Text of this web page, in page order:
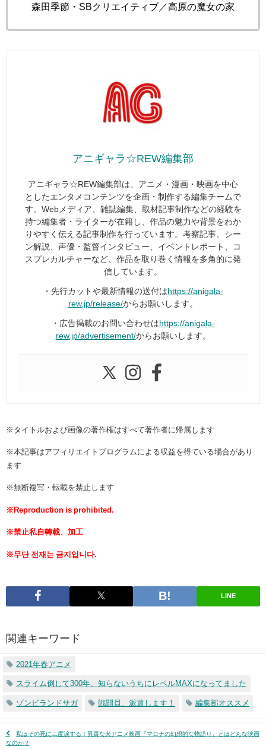
©森田季節・SBクリエイティブ／高原の魔女の家
アニギャラ☆REW編集部
アニギャラ☆REW編集部は、アニメ・漫画・映画を中心
としたエンタメコンテンツを企画・制作する編集チームで
す。Webメディア、雑誌編集、取材記事制作などの経験を
持つ編集者・ライターが在籍し、作品の魅力や背景をわか
りやすく伝える記事制作を行っています。考察記事、シー
ン解説、声優・監督インタビュー、イベントレポート、コ
スプレカルチャーなど、作品を取り巻く情報を多角的に発
信しています。
・先行カットや最新情報の送付はhttps://anigala-
rew.jp/release/からお願いします。
・広告掲載のお問い合わせはhttps://anigala-
rew.jp/advertisement/からお願いします。
※タイトルおよび画像の著作権はすべて著作者に帰属します
※本記事はアフィリエイトプログラムによる収益を得ている場合があり
ます
※無断複写・転載を禁止します
※Reproduction is prohibited.
※禁止私自轉載、加工
※무단 전재는 금지입니다.
LINE
関連キーワード
2021年春アニメ
スライム倒して300年、知らないうちにレベルMAXになってました
ゾンビランドサガ 戦闘員、派遣します！ 編集部オススメ
私はその死に二度涙する！異質な犬アニメ映画『マロナの幻想的な物語り』とはどんな映画
なのか？